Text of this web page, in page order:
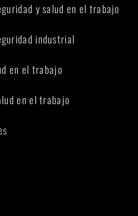
y salud en el trabajo
industrial
en el trabajo
en el trabajo